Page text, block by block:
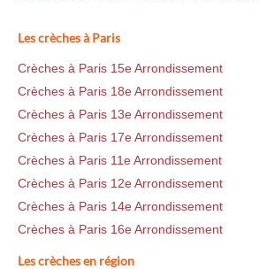
Les crèches à Paris
Crèches à Paris 15e Arrondissement
Crèches à Paris 18e Arrondissement
Crèches à Paris 13e Arrondissement
Crèches à Paris 17e Arrondissement
Crèches à Paris 11e Arrondissement
Crèches à Paris 12e Arrondissement
Crèches à Paris 14e Arrondissement
Crèches à Paris 16e Arrondissement
Les crèches en région